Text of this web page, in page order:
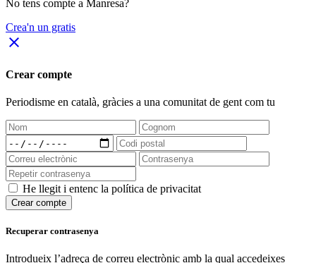
No tens compte a Manresa?
Crea'n un gratis
close
Crear compte
Periodisme en català, gràcies a una comunitat de gent com tu
He llegit i entenc la política de privacitat
Crear compte
Recuperar contrasenya
Introdueix l’adreça de correu electrònic amb la qual accedeixes